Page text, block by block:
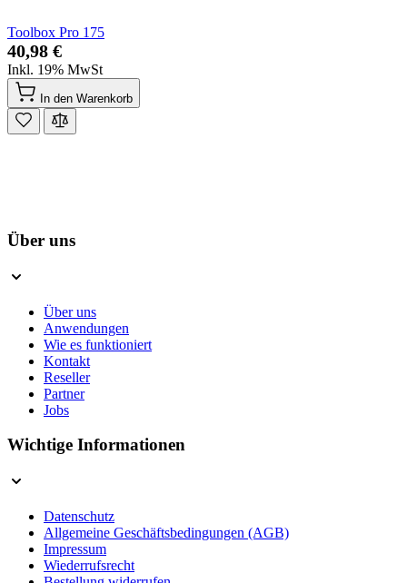
Toolbox Pro 175
40,98 €
Inkl. 19% MwSt
In den Warenkorb
Über uns
Über uns
Anwendungen
Wie es funktioniert
Kontakt
Reseller
Partner
Jobs
Wichtige Informationen
Datenschutz
Allgemeine Geschäftsbedingungen (AGB)
Impressum
Wiederrufsrecht